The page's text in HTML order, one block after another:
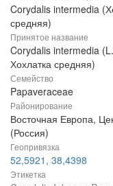
Corydalis intermedia
средняя)
Принятое название
Corydalis intermedia
Хохлатка средняя)
Семейство
Papaveraceae
Районирование
Восточная Европа,
(Россия)
Геопривязка
52,5921, 38,4398
Этикетка